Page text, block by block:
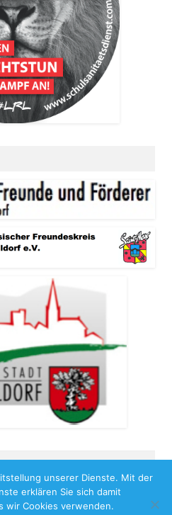
Datenschutz
unserer Dienste. Mit der
erklären Sie sich damit
wir Cookies verwenden.